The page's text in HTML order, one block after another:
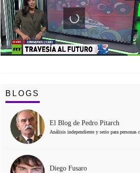
BLOGS
El Blog de Pedro Pitarch
Análisis independiente y serio para personas
Diego Fusaro